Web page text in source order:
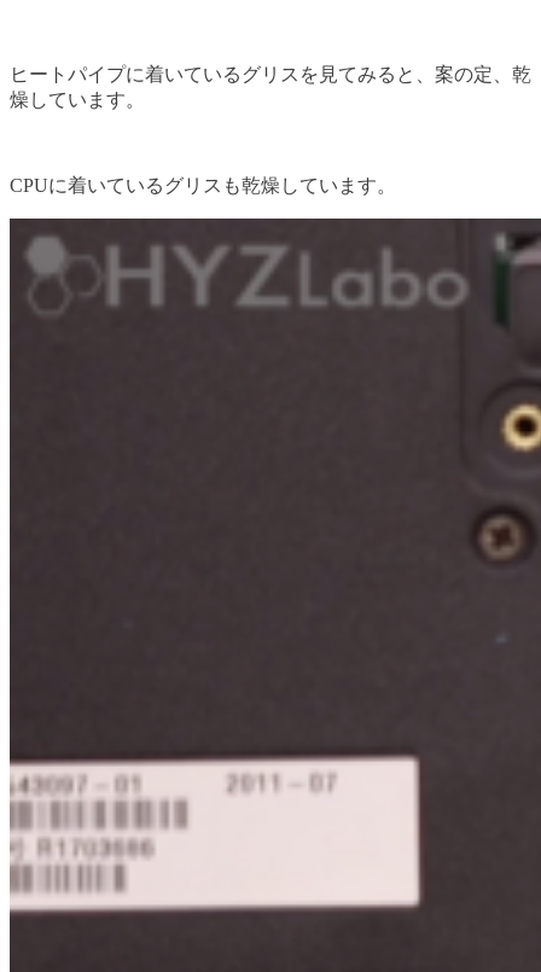
ヒートパイプに着いているグリスを見てみると、案の定、乾
燥しています。
CPUに着いているグリスも乾燥しています。